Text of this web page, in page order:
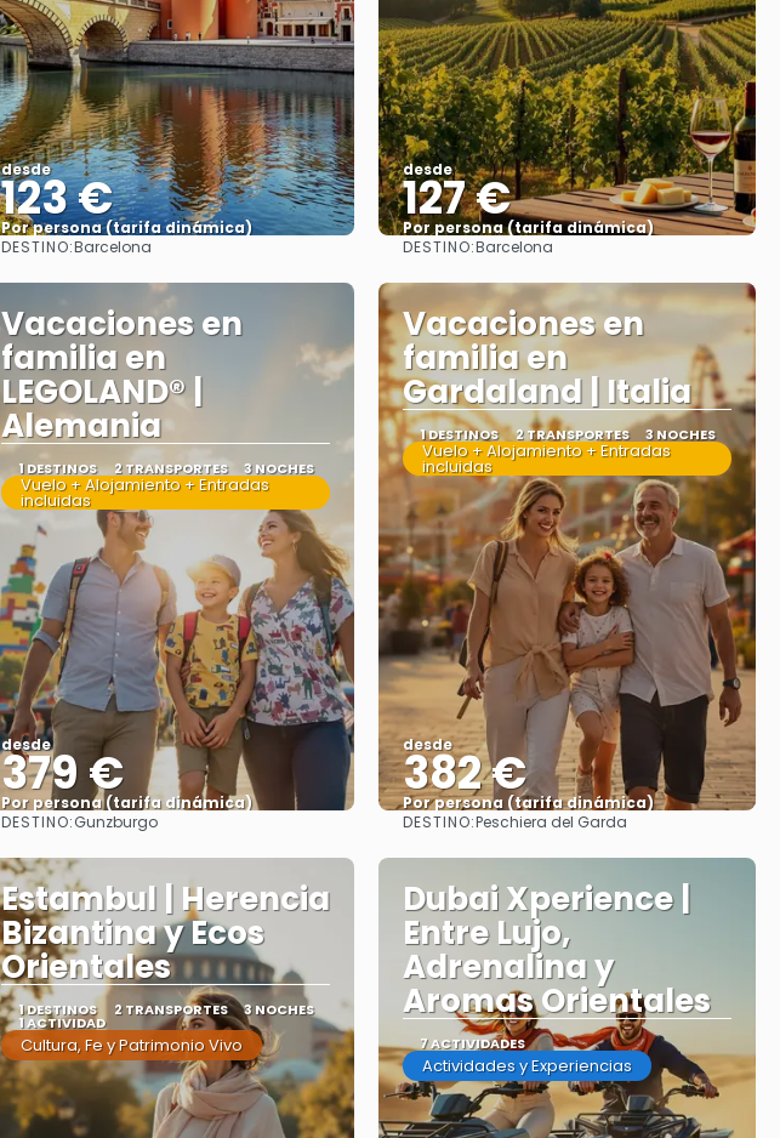
desde
123 €
Por persona (tarifa dinámica)
Ver más
DESTINO:Barcelona
desde
127 €
Por persona (tarifa dinámica)
Ver más
DESTINO:Barcelona
Vacaciones en
familia en
LEGOLAND® |
Alemania
1 DESTINOS 2 TRANSPORTES 3 NOCHES
Vuelo + Alojamiento + Entradas
incluidas
desde
379 €
Por persona (tarifa dinámica)
Ver más
DESTINO:Gunzburgo
Vacaciones en
familia en
Gardaland | Italia
1 DESTINOS 2 TRANSPORTES 3 NOCHES
Vuelo + Alojamiento + Entradas
incluidas
desde
382 €
Por persona (tarifa dinámica)
Ver más
DESTINO:Peschiera del Garda
Estambul | Herencia
Bizantina y Ecos
Orientales
1 DESTINOS 2 TRANSPORTES 3 NOCHES
1 ACTIVIDAD
Cultura, Fe y Patrimonio Vivo
Dubai Xperience |
Entre Lujo,
Adrenalina y
Aromas Orientales
7 ACTIVIDADES
Actividades y Experiencias